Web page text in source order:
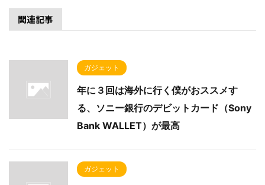
関連記事
ガジェット
年に３回は海外に行く僕がおススメす
る、ソニー銀行のデビットカード（Sony
Bank WALLET）が最高
ガジェット